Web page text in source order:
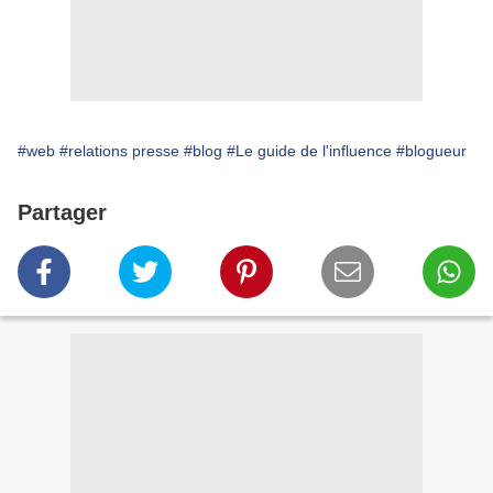
#web #relations presse #blog #Le guide de l'influence #blogueur
Partager